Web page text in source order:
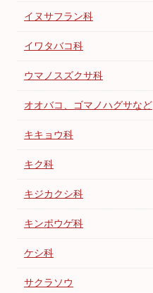
イヌサフラン科
イワタバコ科
ウマノスズクサ科
オオバコ、ゴマノハグサなど
キキョウ科
キク科
キジカクシ科
キンポウゲ科
ケシ科
サクラソウ